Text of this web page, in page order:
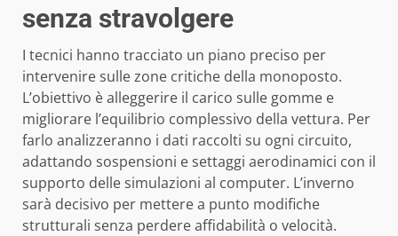
senza stravolgere
I tecnici hanno tracciato un piano preciso per
intervenire sulle zone critiche della monoposto.
L’obiettivo è alleggerire il carico sulle gomme e
migliorare l’equilibrio complessivo della vettura. Per
farlo analizzeranno i dati raccolti su ogni circuito,
adattando sospensioni e settaggi aerodinamici con il
supporto delle simulazioni al computer. L’inverno
sarà decisivo per mettere a punto modifiche
strutturali senza perdere affidabilità o velocità.